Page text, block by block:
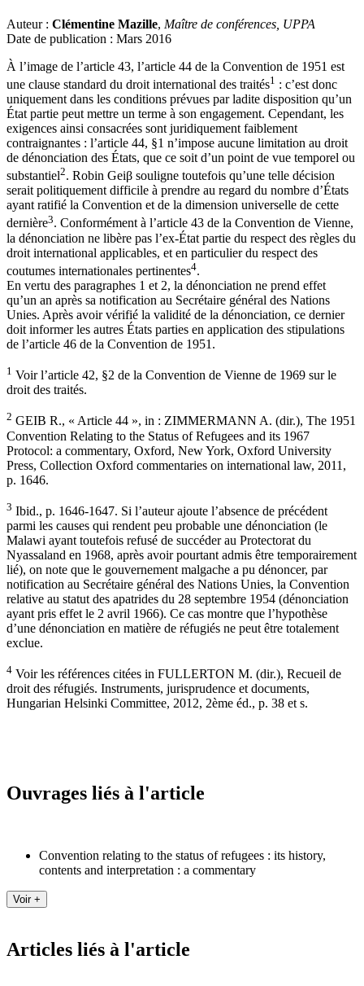
Auteur : Clémentine Mazille, Maître de conférences, UPPA
Date de publication : Mars 2016
À l’image de l’article 43, l’article 44 de la Convention de 1951 est
une clause standard du droit international des traités1 : c’est donc
uniquement dans les conditions prévues par ladite disposition qu’un
État partie peut mettre un terme à son engagement. Cependant, les
exigences ainsi consacrées sont juridiquement faiblement
contraignantes : l’article 44, §1 n’impose aucune limitation au droit
de dénonciation des États, que ce soit d’un point de vue temporel ou
substantiel2. Robin Geiβ souligne toutefois qu’une telle décision
serait politiquement difficile à prendre au regard du nombre d’États
ayant ratifié la Convention et de la dimension universelle de cette
dernière3. Conformément à l’article 43 de la Convention de Vienne,
la dénonciation ne libère pas l’ex-État partie du respect des règles du
droit international applicables, et en particulier du respect des
coutumes internationales pertinentes4.
En vertu des paragraphes 1 et 2, la dénonciation ne prend effet
qu’un an après sa notification au Secrétaire général des Nations
Unies. Après avoir vérifié la validité de la dénonciation, ce dernier
doit informer les autres États parties en application des stipulations
de l’article 46 de la Convention de 1951.
1 Voir l’article 42, §2 de la Convention de Vienne de 1969 sur le
droit des traités.
2 GEIB R., « Article 44 », in : ZIMMERMANN A. (dir.), The 1951
Convention Relating to the Status of Refugees and its 1967
Protocol: a commentary, Oxford, New York, Oxford University
Press, Collection Oxford commentaries on international law, 2011,
p. 1646.
3 Ibid., p. 1646-1647. Si l’auteur ajoute l’absence de précédent
parmi les causes qui rendent peu probable une dénonciation (le
Malawi ayant toutefois refusé de succéder au Protectorat du
Nyassaland en 1968, après avoir pourtant admis être temporairement
lié), on note que le gouvernement malgache a pu dénoncer, par
notification au Secrétaire général des Nations Unies, la Convention
relative au statut des apatrides du 28 septembre 1954 (dénonciation
ayant pris effet le 2 avril 1966). Ce cas montre que l’hypothèse
d’une dénonciation en matière de réfugiés ne peut être totalement
exclue.
4 Voir les références citées in FULLERTON M. (dir.), Recueil de
droit des réfugiés. Instruments, jurisprudence et documents,
Hungarian Helsinki Committee, 2012, 2ème éd., p. 38 et s.
Ouvrages liés à l'article
Convention relating to the status of refugees : its history,
contents and interpretation : a commentary
Articles liés à l'article